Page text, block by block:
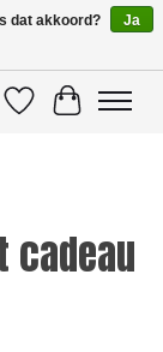
VerlanglijstWinkelwagen
cadeau
dat akkoord?
Ja